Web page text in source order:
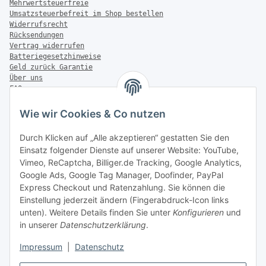
Wie wir Cookies & Co nutzen
Durch Klicken auf „Alle akzeptieren“ gestatten Sie den
Einsatz folgender Dienste auf unserer Website: YouTube,
Vimeo, ReCaptcha, Billiger.de Tracking, Google Analytics,
Google Ads, Google Tag Manager, Doofinder, PayPal
Express Checkout und Ratenzahlung. Sie können die
Einstellung jederzeit ändern (Fingerabdruck-Icon links
unten). Weitere Details finden Sie unter Konfigurieren und
in unserer Datenschutzerklärung.
Impressum Datenschutz
Mehrwertsteuerfreie
Umsatzsteuerbefreit im Shop bestellen
Widerrufsrecht
Rücksendungen
Vertrag widerrufen
Batteriegesetzhinweise
Geld zurück Garantie
Über uns
FAQ
Zahlung & Versand
Versandinformationen
Sonstiges